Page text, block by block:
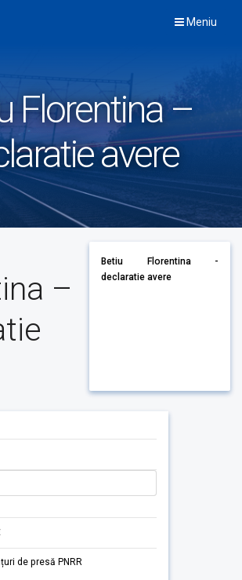
Meniu
Florentina –
avere
–
Betiu Florentina -
declaratie avere
de presă PNRR